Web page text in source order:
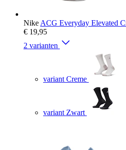
Nike ACG Everyday Elevated
€ 19,95
2 varianten
variant Creme
variant Zwart